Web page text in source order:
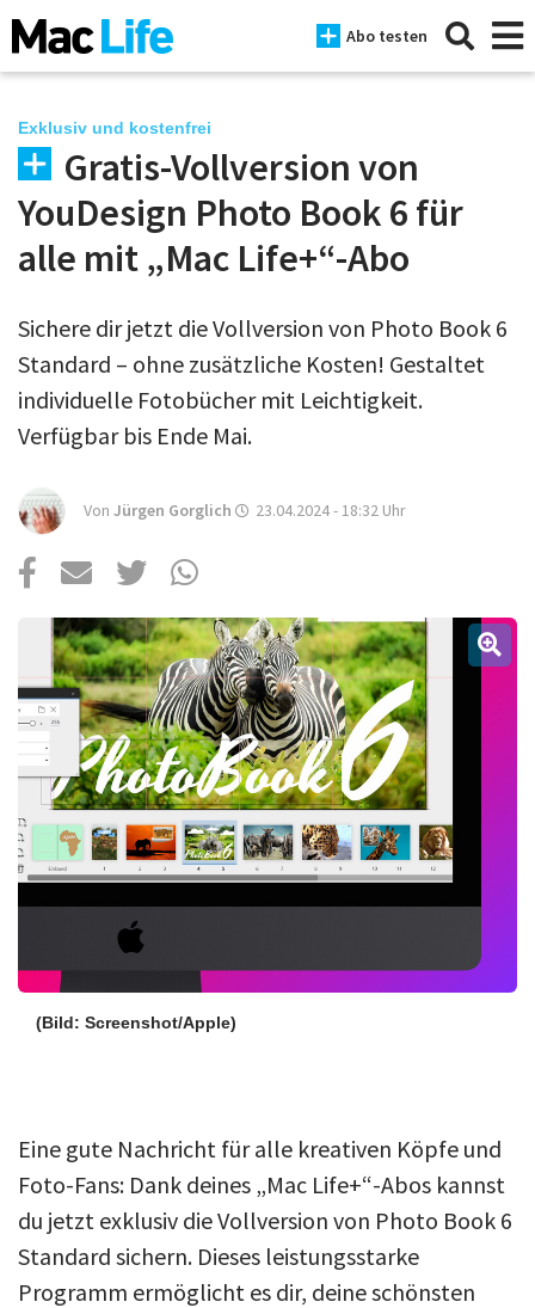
Abo testen
News
iPhone
iPad
Tests
Tipps
Magazine
Über uns
Podcast
Mac Life+
Anmelden
Exklusiv und kostenfrei
Gratis-Vollversion von
YouDesign Photo Book 6 für
alle mit „Mac Life+“-Abo
Sichere dir jetzt die Vollversion von Photo Book 6
Standard – ohne zusätzliche Kosten! Gestaltet
individuelle Fotobücher mit Leichtigkeit.
Verfügbar bis Ende Mai.
Von Jürgen Gorglich 23.04.2024 - 18:32 Uhr
(Bild: Screenshot/Apple)
Eine gute Nachricht für alle kreativen Köpfe und
Foto-Fans: Dank deines „Mac Life+“-Abos kannst
du jetzt exklusiv die Vollversion von Photo Book 6
Standard sichern. Dieses leistungsstarke
Programm ermöglicht es dir, deine schönsten